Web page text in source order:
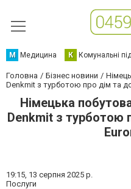
М Медицина К Комунальні
Головна Бізнес новини
Denkmit з турботою про дім та
Німецька
Denkmit з турботою
19:15, 13 серпня 2025 р.
Послуги